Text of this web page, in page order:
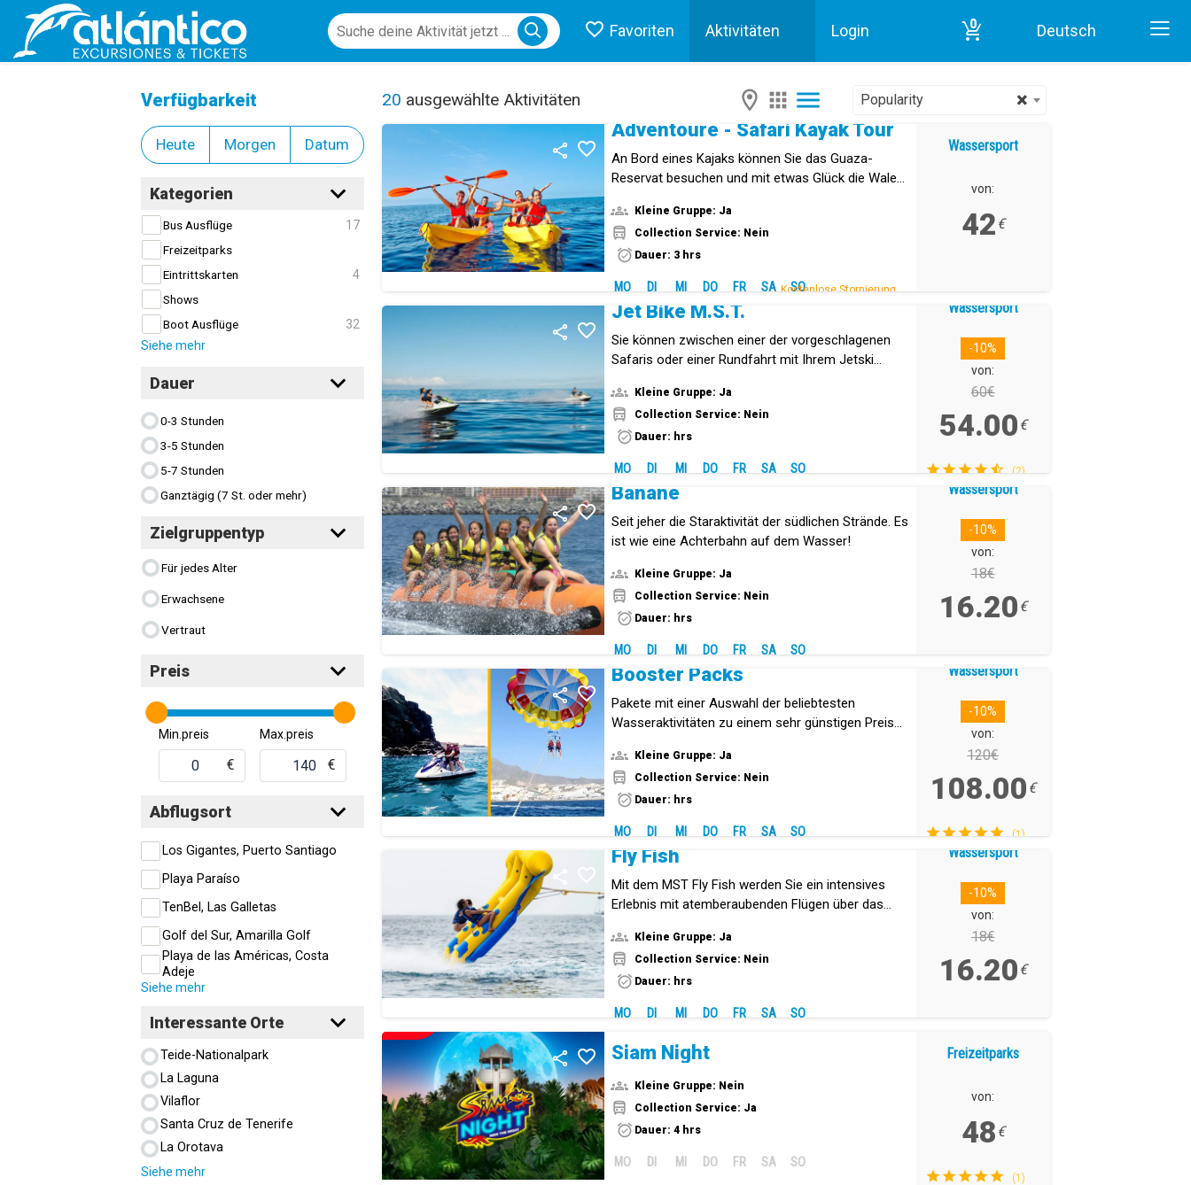
Favoriten Aktivitäten Login 0 Deutsch
Wassersport Wassersport in Teneriffa
Verfügbarkeit
Heute Morgen Datum
Kategorien
Bus Ausflüge
17
Freizeitparks
Eintrittskarten
4
Shows
Boot Ausflüge
32
Siehe mehr
Dauer
0-3 Stunden
3-5 Stunden
5-7 Stunden
Ganztägig (7 St. oder mehr)
Zielgruppentyp
Für jedes Alter
Erwachsene
Vertraut
Preis
Min.preis
€
Max.preis
€
Abflugsort
Los Gigantes, Puerto Santiago
Playa Paraíso
TenBel, Las Galletas
Golf del Sur, Amarilla Golf
Playa de las Américas, Costa
Adeje
Siehe mehr
Interessante Orte
Teide-Nationalpark
La Laguna
Vilaflor
Santa Cruz de Tenerife
La Orotava
Siehe mehr
Close menu
20 ausgewählte Aktivitäten ×
Popularity
Adventoure - Safari Kayak Tour
An Bord eines Kajaks können Sie das Guaza-
Reservat besuchen und mit etwas Glück die Wale
Weise.Kleine Gruppe: Ja
Collection Service: Nein
Dauer: 3 hrs
MO DI MI DO FR SA SO
Kostenlose Stornierung.
Wassersport
von:
42 €
Jet Bike M.S.T.
Sie können zwischen einer der vorgeschlagenen
Safaris oder einer Rundfahrt mit Ihrem Jetski
Kleine Gruppe: Ja
Collection Service: Nein
Dauer: hrs
MO DI MI DO FR SA SO
Wassersport
-10%
von:
60€
54.00 €
(2)
Banane
Seit jeher die Staraktivität der südlichen Strände. Es
ist wie eine Achterbahn auf dem Wasser!
Kleine Gruppe: Ja
Collection Service: Nein
Dauer: hrs
MO DI MI DO FR SA SO
Wassersport
-10%
von:
18€
16.20 €
Booster Packs
Pakete mit einer Auswahl der beliebtesten
Wasseraktivitäten zu einem sehr günstigen Preis
Kleine Gruppe: Ja
Collection Service: Nein
Dauer: hrs
MO DI MI DO FR SA SO
Wassersport
-10%
von:
120€
108.00 €
(1)
Fly Fish
Mit dem MST Fly Fish werden Sie ein intensives
Erlebnis mit atemberaubenden Flügen über das
Kleine Gruppe: Ja
Collection Service: Nein
Dauer: hrs
MO DI MI DO FR SA SO
Wassersport
-10%
von:
18€
16.20 €
Siam Night
Kleine Gruppe: Nein
Collection Service: Ja
Dauer: 4 hrs
MO DI MI DO FR SA SO
Freizeitparks
von:
48 €
(1)